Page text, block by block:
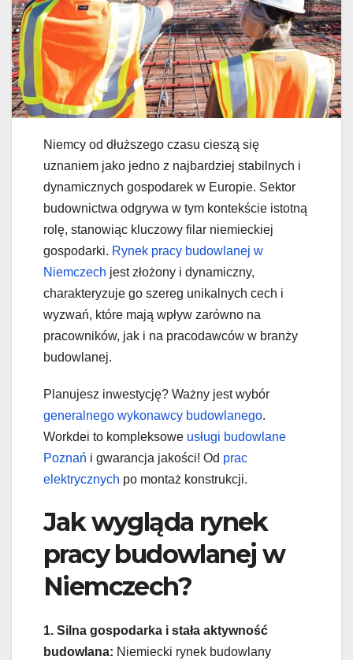
Niemcy od dłuższego czasu cieszą się
uznaniem jako jedno z najbardziej stabilnych i
dynamicznych gospodarek w Europie. Sektor
budownictwa odgrywa w tym kontekście istotną
rolę, stanowiąc kluczowy filar niemieckiej
gospodarki. Rynek pracy budowlanej w
Niemczech jest złożony i dynamiczny,
charakteryzuje go szereg unikalnych cech i
wyzwań, które mają wpływ zarówno na
pracowników, jak i na pracodawców w branży
budowlanej.
Planujesz inwestycję? Ważny jest wybór
generalnego wykonawcy budowlanego.
Workdei to kompleksowe usługi budowlane
Poznań i gwarancja jakości! Od prac
elektrycznych po montaż konstrukcji.
Jak wygląda rynek
pracy budowlanej w
Niemczech?
1. Silna gospodarka i stała aktywność
budowlana: Niemiecki rynek budowlany